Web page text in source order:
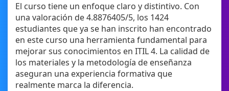
El curso tiene un enfoque claro y distintivo. Con
una valoración de 4.8876405/5, los 1424
estudiantes que ya se han inscrito han encontrado
en este curso una herramienta fundamental para
mejorar sus conocimientos en ITIL 4. La calidad de
los materiales y la metodología de enseñanza
aseguran una experiencia formativa que
realmente marca la diferencia.